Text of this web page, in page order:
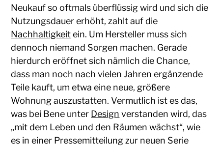
Neukauf so oftmals überflüssig wird und sich die
Nutzungsdauer erhöht, zahlt auf die
Nachhaltigkeitein. Um Hersteller muss sich
dennoch niemand Sorgen machen. Gerade
hierdurch eröffnet sich nämlich die Chance,
dass man noch nach vielen Jahren ergänzende
Teile kauft, um etwa eine neue, größere
Wohnung auszustatten. Vermutlich ist es das,
was bei Bene unter Design verstanden wird, das
„mit dem Leben und den Räumen wächst“, wie
es in einer Pressemitteilung zur neuen Serie